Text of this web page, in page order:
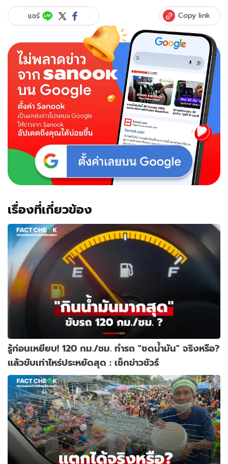
แชร์ Copy link
เรื่องที่เกี่ยวข้อง
รู้ก่อนเหยียบ! 120 กม./ชม. ทำรถ "ซดน้ำมัน" จริงหรือ?
แล้วขับเท่าไหร่ประหยัดสุด : เช็กข่าวชัวร์